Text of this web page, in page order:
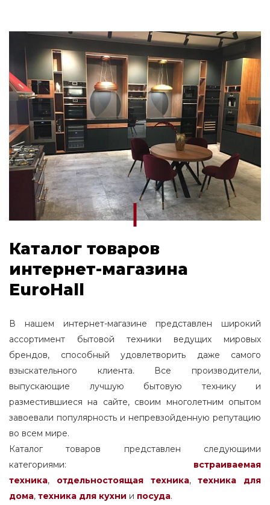
Каталог товаров
интернет-магазина
EuroHall
В нашем интернет-магазине представлен широкий
ассортимент бытовой техники ведущих мировых
брендов, способный удовлетворить даже самого
взыскательного клиента. Все производители,
выпускающие лучшую бытовую технику и
разместившиеся на сайте, своим многолетним опытом
завоевали популярность и непревзойденную репутацию
во всем мире.
Каталог товаров представлен следующими
категориями: встраиваемая
техника, отдельностоящаятехника,
техника для
дома, техника для кухни и посуда.